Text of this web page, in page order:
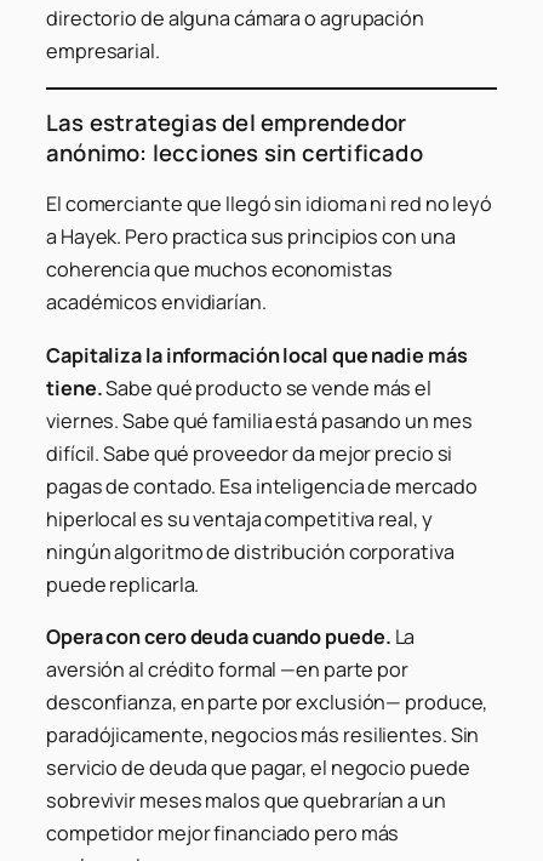
directorio de alguna cámara o agrupación
empresarial.
Las estrategias del emprendedor
anónimo: lecciones sin certificado
El comerciante que llegó sin idioma ni red no leyó
a Hayek. Pero practica sus principios con una
coherencia que muchos economistas
académicos envidiarían.
Capitaliza la información local que nadie más
tiene.Sabe qué producto se vende más el
viernes. Sabe qué familia está pasando un mes
difícil. Sabe qué proveedor da mejor precio si
pagas de contado. Esa inteligencia de mercado
hiperlocal es su ventaja competitiva real, y
ningún algoritmo de distribución corporativa
puede replicarla.
Opera con cero deuda cuando puede. La
aversión al crédito formal —en parte por
desconfianza, en parte por exclusión— produce,
paradójicamente, negocios más resilientes. Sin
servicio de deuda que pagar, el negocio puede
sobrevivir meses malos que quebrarían a un
competidor mejor financiado pero más